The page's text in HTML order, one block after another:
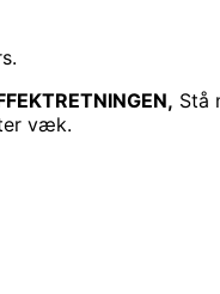
Stå
væk.